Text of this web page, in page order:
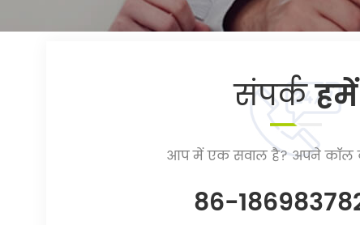
संपर्कहमें
आप में एक सवाल है? अपने
86-